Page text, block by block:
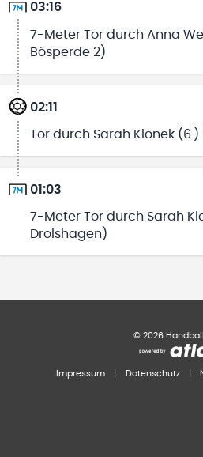
03:16
7-Meter Tor durch Anna
Bösperde 2)
02:11
Tor durch Sarah Klonek
01:03
7-Meter Tor durch Sarah
Drolshagen)
© 2026
Impressum Datenschutz